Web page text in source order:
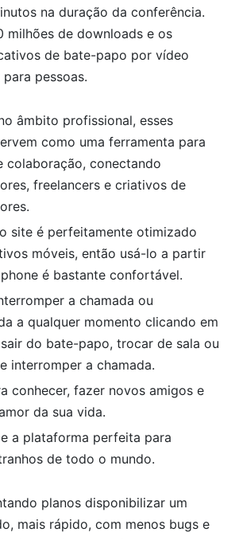
na duração da conferência.
milhões de downloads e os
de bate-papo por vídeo
pessoas.
âmbito profissional, esses
como uma ferramenta para
colaboração, conectando
freelancers e criativos de
site é perfeitamente otimizado
móveis, então usá-lo a partir
é bastante confortável.
a chamada ou
a qualquer momento clicando em
sair do bate-papo, trocar de sala ou
interromper a chamada.
conhecer, fazer novos amigos e
da sua vida.
a plataforma perfeita para
de todo o mundo.
planos disponibilizar um
mais rápido, com menos bugs e